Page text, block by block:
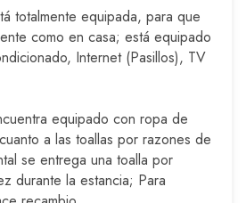
totalmente equipada, para que
como en casa; está equipado
Internet (Pasillos), TV
equipado con ropa de
a las toallas por razones de
se entrega una toalla por
durante la estancia; Para